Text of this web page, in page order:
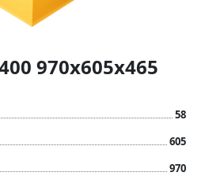
970x605x465
58
605
970